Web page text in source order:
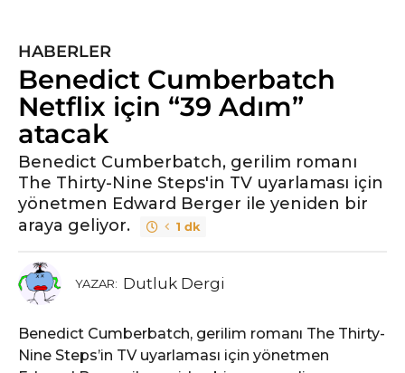
ı
l
ö
n
c
e
HABERLER
Benedict Cumberbatch
Netflix için “39 Adım”
atacak
Benedict Cumberbatch, gerilim romanı
The Thirty-Nine Steps'in TV uyarlaması için
yönetmen Edward Berger ile yeniden bir
araya geliyor.
1 dk
YAZAR: Dutluk Dergi
Benedict Cumberbatch, gerilim romanı The Thirty-
Nine Steps’in TV uyarlaması için yönetmen